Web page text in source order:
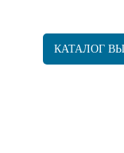
КАТАЛОГ